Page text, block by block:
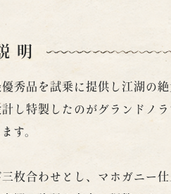
明
秀品を試乗に提供し江湖の
し特製したのがグランドノ
す。
枚合わせとし、マホガニー